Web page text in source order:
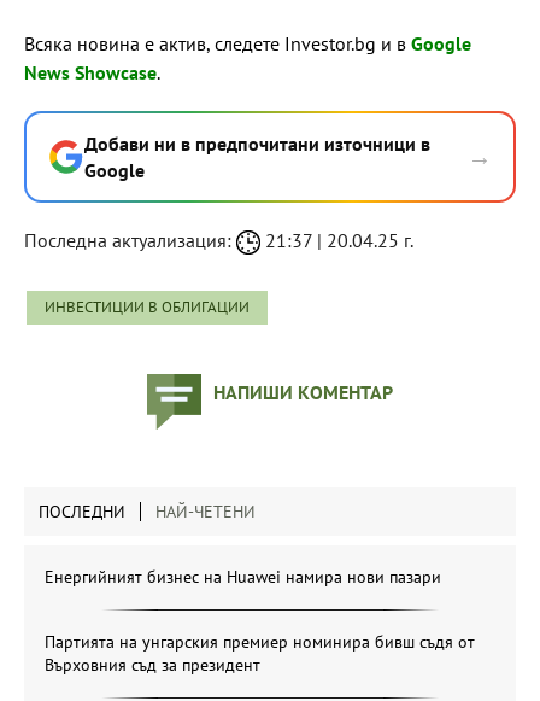
Всяка новина е актив, следете Investor.bg и в Google
News Showcase.
Добави ни в предпочитани източници в
Google
→
Последна актуализация: 21:37 | 20.04.25 г.
ИНВЕСТИЦИИ В ОБЛИГАЦИИ
НАПИШИ КОМЕНТАР
ПОСЛЕДНИ НАЙ-ЧЕТЕНИ
Енергийният бизнес на Huawei намира нови пазари
Партията на унгарския премиер номинира бивш съдя от
Върховния съд за президент